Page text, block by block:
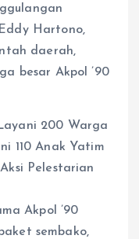
Hartono,
daerah,
besar Akpol ’90
200 Warga
110 Anak Yatim
Pelestarian
Akpol ’90
sembako,